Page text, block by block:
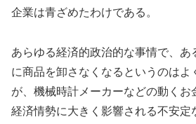
企業は青ざめたわけである。
あらゆる経済的政治的な事情で、あ
に商品を卸さなくなるというのはよ
が、機械時計メーカーなどの動くお
経済情勢に大きく影響される不安定